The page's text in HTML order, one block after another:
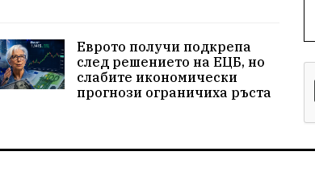
Еврото получи подкрепа
след решението на ЕЦБ, но
слабите икономически
прогнози ограничиха ръста